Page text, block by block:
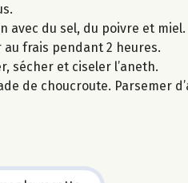
avec du sel, du poivre et
frais pendant 2 heures.
sécher et ciseler l’aneth.
de choucroute. Parsemer